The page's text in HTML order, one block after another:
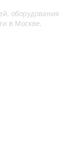
оборудования
в Москве,